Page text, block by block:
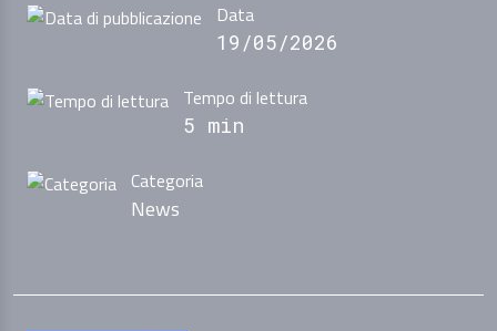
Data
19/05/2026
Tempo di lettura
5 min
Categoria
News